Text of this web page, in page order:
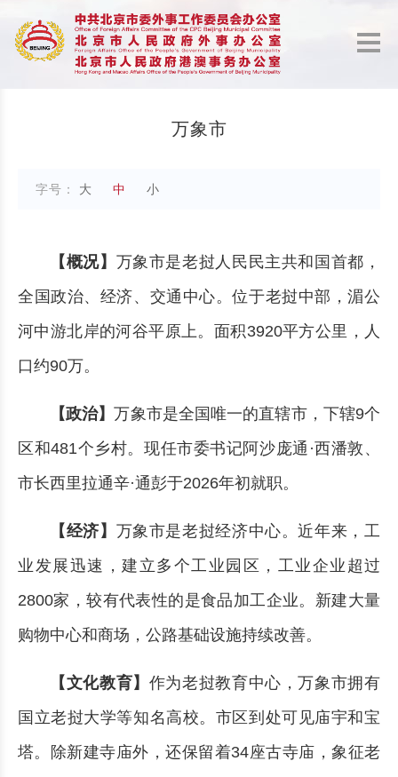
万象市
字号： 大 中 小
【概况】 万象市是老挝人民民主共和国首都，
全国政治、经济、交通中心。位于老挝中部，湄公
河中游北岸的河谷平原上。面积3920平方公里，人
口约90万。
【政治】万象市是全国唯一的直辖市，下辖9个
区和481个乡村。现任市委书记阿沙庞通·西潘敦、
市长西里拉通辛·通彭于2026年初就职。
【经济】 万象市是老挝经济中心。近年来，工
业发展迅速，建立多个工业园区，工业企业超过
2800家，较有代表性的是食品加工企业。新建大量
购物中心和商场，公路基础设施持续改善。
【文化教育】 作为老挝教育中心，万象市拥有
国立老挝大学等知名高校。市区到处可见庙宇和宝
塔。除新建寺庙外，还保留着34座古寺庙，象征老